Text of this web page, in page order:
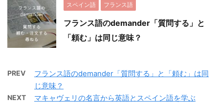
スペイン語 フランス語
フランス語のdemander「質問する」と
「頼む」は同じ意味？
PREV
フランス語のdemander「質問する」と「頼む」は同
じ意味？
NEXT マキャヴェリの名言から英語とスペイン語を学ぶ